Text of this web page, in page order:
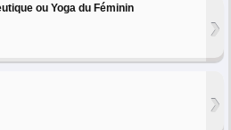
ou Yoga du Féminin ›
›